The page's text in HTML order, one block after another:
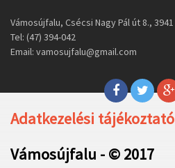
Vámosújfalu, Csécsi Nagy Pál út 8., 3941
Tel: (47) 394-042
Email: vamosujfalu@gmail.com
Adatkezelési tájékoztató
Vámosújfalu - © 2017